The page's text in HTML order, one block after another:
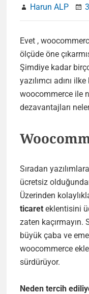
Harun ALP
Evet ,
ölçüde öne
Şimdiye kadar
yazılımcı adını
woocommerce ile
dezavantajları
Sıradan
ücretsiz
Üzerinden
ticaret eklentisini
zaten kaçırmayın.
büyük çaba ve
woocommerce
sürdürüyor.
Neden tercih